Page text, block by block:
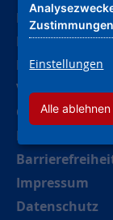
Leichte
Deutsche
Kontakt
Compliance
Hinweise und
Impressum
Datenschutz
Zustimmungen
Einstellungen
Alle ablehnen